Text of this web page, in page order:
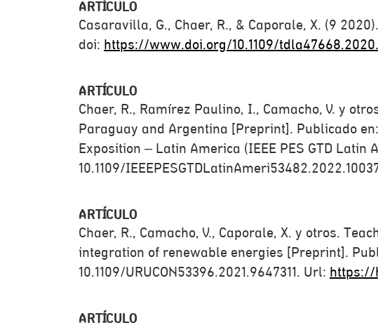
ARTÍCULO
Casaravilla, G., Chaer, R., & Caporale, X. (9
doi: https://www.doi.org/10.1109/
ARTÍCULO
Chaer, R., Ramírez Paulino, I., Camacho, V. y
Paraguay and Argentina [Preprint]. Publicado
Exposition – Latin America (IEEE PES GTD
10.1109/
ARTÍCULO
Chaer, R., Camacho, V., Caporale, X. y otros.
integration of renewable energies [Preprint].
10.1109/URUCON53396.2021.9647311. Url: https://
ARTÍCULO